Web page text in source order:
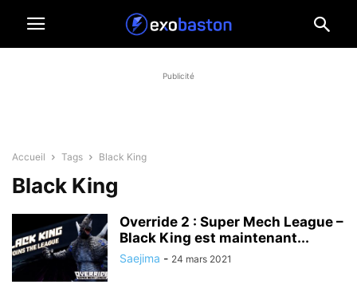
Publicité
Accueil Tags Black King
Black King
Override 2 : Super Mech League –
Black King est maintenant...
Saejima - 24 mars 2021